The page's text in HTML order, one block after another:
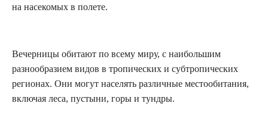
на насекомых в полете.
Вечерницы обитают по всему миру, с наибольшим
разнообразием видов в тропических и субтропических
регионах. Они могут населять различные местообитания,
включая леса, пустыни, горы и тундры.